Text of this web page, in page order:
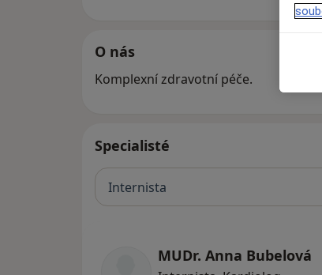
O nás
Komplexní zdravotní péče.
Specialisté
Internista
MUDr. Anna Bubelová